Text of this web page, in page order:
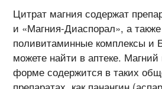
Цитрат магния содержат
и «Магния-Диаспорал», а
поливитаминные комплексы и
можете найти в аптеке. Магний
форме содержится в таких